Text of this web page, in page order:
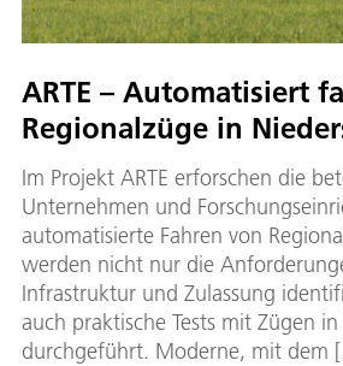
ARTE – Automatisiert
Regionalzüge in
Im Projekt ARTE erforschen die
Unternehmen und
automatisierte Fahren von
werden nicht nur die
Infrastruktur und Zulassung
auch praktische Tests mit Zügen in
durchgeführt. Moderne, mit dem